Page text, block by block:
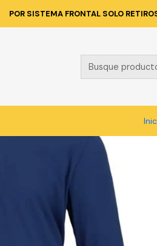
POR SISTEMA FRONTAL SOLO
VESTIMENTA TECNICA Y CORPORATIVA